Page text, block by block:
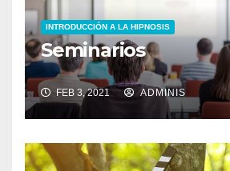
INTRODUCCIÓN A LA HIPNOSIS
Seminarios
FEB 3, 2021 ADMINIS